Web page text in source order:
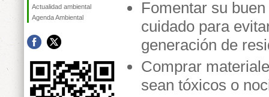
Actualidad ambiental
Agenda Ambiental
Fomentar su
cuidado para
generación de
Comprar
sean tóxicos o